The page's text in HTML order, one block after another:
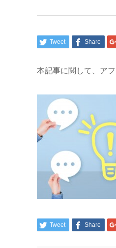
Tweet Share
本記事に関して、ア
Tweet Share